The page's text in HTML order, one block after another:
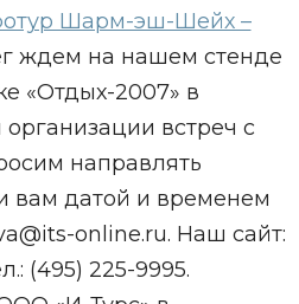
Шарм-эш-Шейх –
ждем на нашем стенде
«Отдых-2007» в
встреч с
направлять
вам датой и временем
online.ru. Наш сайт:
(495) 225-9995.